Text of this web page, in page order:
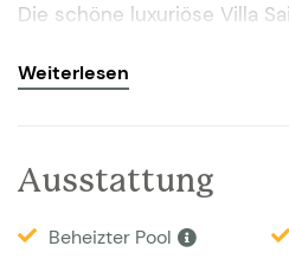
Die schöne luxuriöse Villa
eingezäunten Gelände. Die
sich eine überdachte
über die Bucht von Saint-
Weiterlesen
Ausstattung
Beheizter Pool